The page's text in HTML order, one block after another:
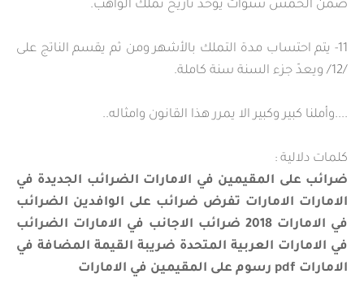
ضمن الخمس سنوات يؤخذ تاريخ تملك الواهب.
11- يتم احتساب مدة التملك بالأشهر ومن ثم يقسم الناتج على
/12/ ويعدّ جزء السنة سنة كاملة.
....وأملنا كبير وكبير الا يمرر هذا القانون وامثاله..
كلمات دلالية :
ضرائب على المقيمين في الامارات الضرائب الجديدة في
الامارات الامارات تفرض ضرائب على الوافدين الضرائب
في الامارات 2018 ضرائب الاجانب في الامارات الضرائب
في الامارات العربية المتحدة ضريبة القيمة المضافة في
الامارات pdf رسوم على المقيمين في الامارات